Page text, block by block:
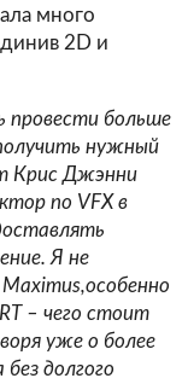
много
2D и
провести больше
нужный
Крис Джэнни
по VFX в
Я не
– чего стоит
уже о более
долгого